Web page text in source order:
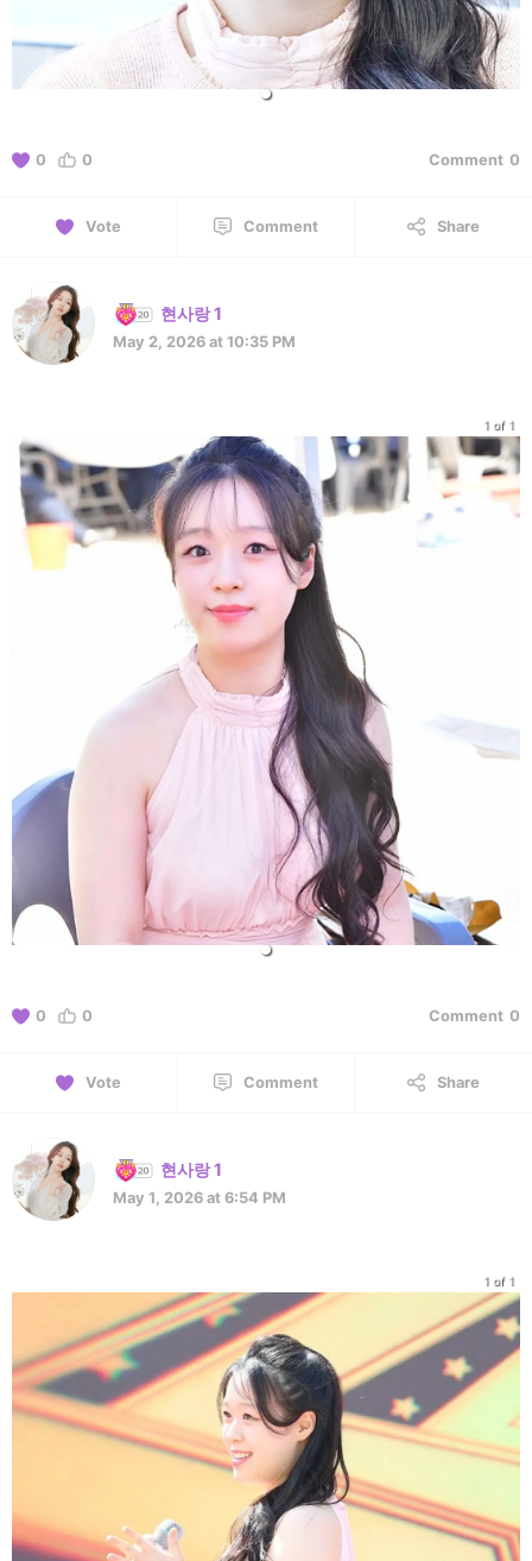
0 0 Comment 0
Vote Comment Share
현사랑 1
May 2, 2026 at 10:35 PM
1 of 1
0 0 Comment 0
Vote Comment Share
현사랑 1
May 1, 2026 at 6:54 PM
1 of 1